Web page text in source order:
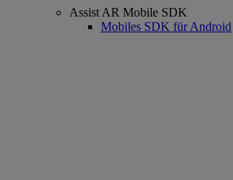
Assist AR Mobile SDK
Mobiles SDK für Android